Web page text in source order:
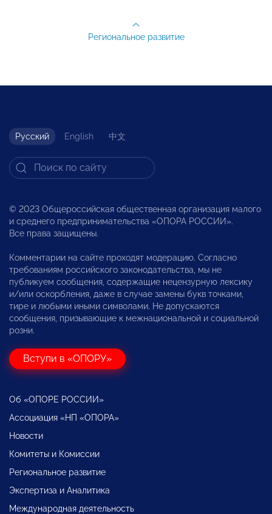
Региональное развитие
Русский English 中文
© 2023 Общероссийская общественная организация малого
и среднего предпринимательства «ОПОРА РОССИИ».
Все права защищены.
Комментарии на сайте проходят модерацию. Согласно
требованиям российского законодательства, мы не
публикуем сообщения, содержащие нецензурную лексику
и/или оскорбления, даже в случае замены букв точками,
тире и любыми иными символами. Не допускаются
сообщения, призывающие к межнациональной и социальной
розни.
Вступи в «ОПОРУ»
Об «ОПОРЕ РОССИИ»
Ассоциация «НП «ОПОРА»
Новости
Комитеты и Комиссии
Региональное развитие
Экспертиза и Аналитика
Международная деятельность